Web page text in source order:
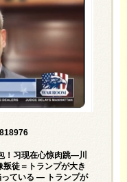
！习现在心惊肉跳—川
徒＝トランプが大き
っている ― トランプが